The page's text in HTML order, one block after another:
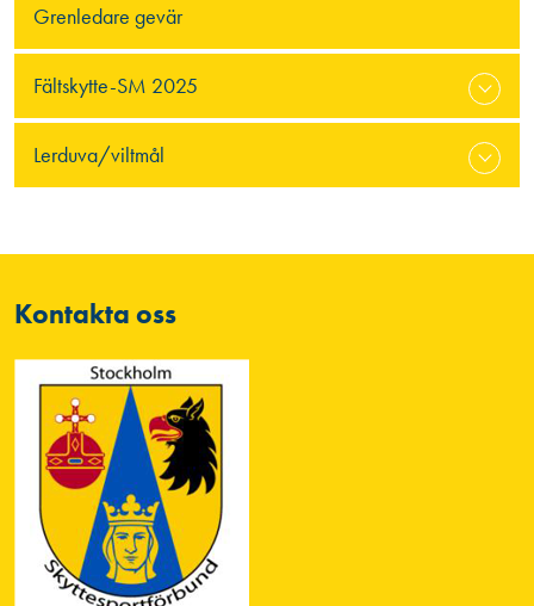
Grenledare gevär
Fältskytte-SM 2025
Lerduva/viltmål
Kontakta oss